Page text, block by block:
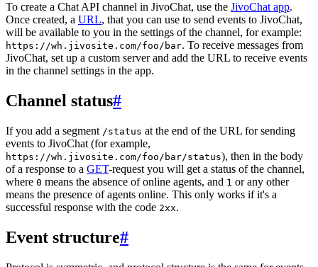
To create a Chat API channel in JivoChat, use the JivoChat app.
Once created, a URL, that you can use to send events to JivoChat,
will be available to you in the settings of the channel, for example:
https://wh.jivosite.com/foo/bar. To receive messages from
JivoChat, set up a custom server and add the URL to receive events
in the channel settings in the app.
Channel status#
If you add a segment /status at the end of the URL for sending
events to JivoChat (for example,
https://wh.jivosite.com/foo/bar/status), then in the body
of a response to a GET-request you will get a status of the channel,
where 0 means the absence of online agents, and 1 or any other
means the presence of agents online. This only works if it's a
successful response with the code 2xx.
Event structure#